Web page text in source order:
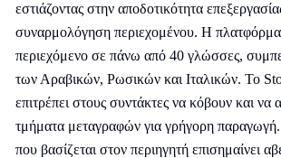
εστιάζοντας στην αποδοτικότητα
συναρμολόγηση περιεχομένου. Η πλατφόρμα
περιεχόμενο σε πάνω από 40 γλώσσες,
των Αραβικών, Ρωσικών και Ιταλικών. Το
επιτρέπει στους συντάκτες να κόβουν και να
τμήματα μεταγραφών για γρήγορη
που βασίζεται στον περιηγητή επισημαίνει